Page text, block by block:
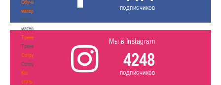
Обучающие
материалы
Обучающие
материалы
Тренерам
Тренерам
Сотрудничество
Сотрудничество
Как
стать
подписчиков
Мы в Instagram
4248
подписчиков